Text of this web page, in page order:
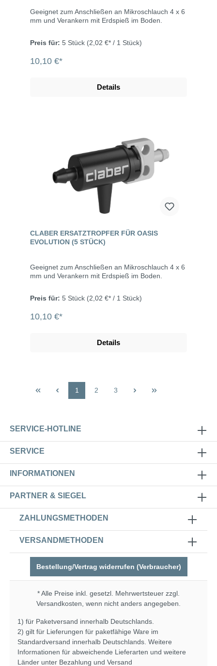
Geeignet zum Anschließen an Mikroschlauch 4 x 6
mm und Verankern mit Erdspieß im Boden.
Preis für: 5 Stück (2,02 €* / 1 Stück)
10,10 €*
Details
CLABER ERSATZTROPFER FÜR OASIS
EVOLUTION (5 STÜCK)
Geeignet zum Anschließen an Mikroschlauch 4 x 6
mm und Verankern mit Erdspieß im Boden.
Preis für: 5 Stück (2,02 €* / 1 Stück)
10,10 €*
Details
1 2 3
SERVICE-HOTLINE
SERVICE
INFORMATIONEN
PARTNER & SIEGEL
ZAHLUNGSMETHODEN
VERSANDMETHODEN
Bestellung/Vertrag widerrufen (Verbraucher)
* Alle Preise inkl. gesetzl. Mehrwertsteuer zzgl.
Versandkosten , wenn nicht anders angegeben.
1) für Paketversand innerhalb Deutschlands.
2) gilt für Lieferungen für paketfähige Ware im
Standardversand innerhalb Deutschlands. Weitere
Informationen für abweichende Lieferarten und weitere
Länder unter Bezahlung und Versand